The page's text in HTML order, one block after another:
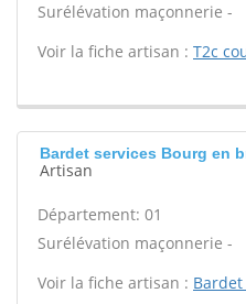
Surélévation maçonnerie -
Voir la fiche artisan : T2c
Bardet services Bourg en
Artisan
Département: 01
Surélévation maçonnerie -
Voir la fiche artisan :